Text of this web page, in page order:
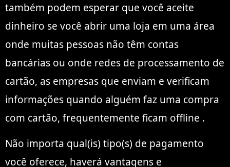
também podem esperar que você aceite
dinheiro se você abrir uma loja em uma área
onde muitas pessoas não têm contas
bancárias ou onde redes de processamento de
cartão, as empresas que enviam e verificam
informações quando alguém faz uma compra
com cartão, frequentemente ficam offline .
Não importa qual(is) tipo(s) de pagamento
você oferece, haverá vantagens e